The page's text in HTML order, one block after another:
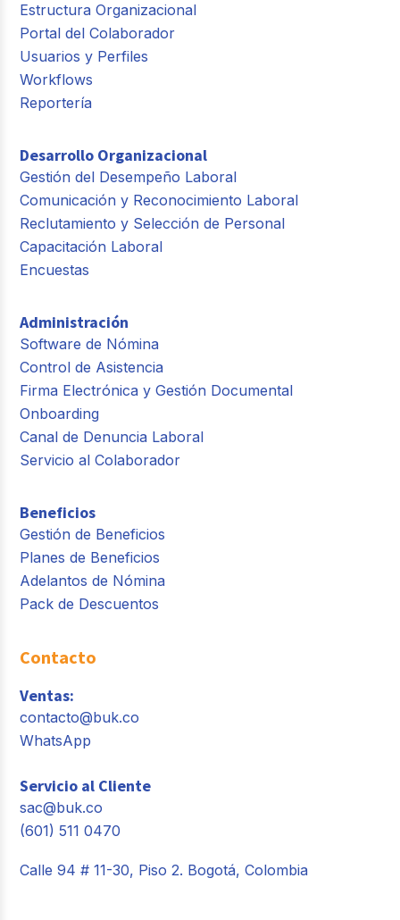
Estructura Organizacional
Portal del Colaborador
Usuarios y Perfiles
Workflows
Reportería
Desarrollo Organizacional
Gestión del Desempeño Laboral
Comunicación y Reconocimiento Laboral
Reclutamiento y Selección de Personal
Capacitación Laboral
Encuestas
Administración
Software de Nómina
Control de Asistencia
Firma Electrónica y Gestión Documental
Onboarding
Canal de Denuncia Laboral
Servicio al Colaborador
Beneficios
Gestión de Beneficios
Planes de Beneficios
Adelantos de Nómina
Pack de Descuentos
Contacto
Ventas:
contacto@buk.co
WhatsApp
Servicio al Cliente
sac@buk.co
(601) 511 0470
Calle 94 # 11-30, Piso 2. Bogotá, Colombia